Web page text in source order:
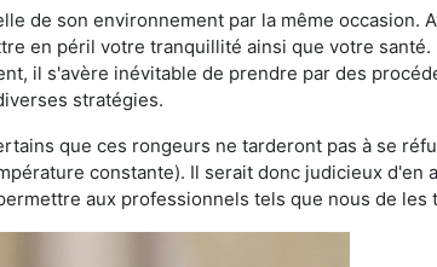
de son environnement par la même occasion.
en péril votre tranquillité ainsi que votre
il s'avère inévitable de prendre par des
stratégies.
que ces rongeurs ne tarderont pas à se
constante). Il serait donc judicieux d'en
aux professionnels tels que nous de